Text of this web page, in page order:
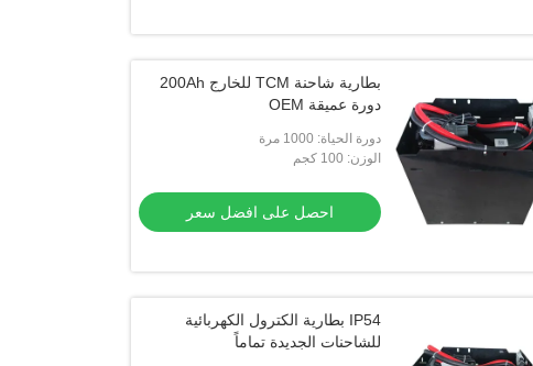
بطارية شاحنة TCM للخارج 200Ah
دورة عميقة OEM
دورة الحياة: 1000 مرة
الوزن: 100 كجم
احصل على افضل سعر
IP54 بطارية الكترول الكهربائية
للشاحنات الجديدة تماماً